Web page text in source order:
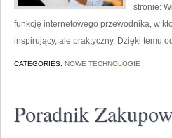
stronie:
funkcję internetowego przewodnika, w
inspirujący, ale praktyczny. Dzięki temu
CATEGORIES: NOWE TECHNOLOGIE
Poradnik